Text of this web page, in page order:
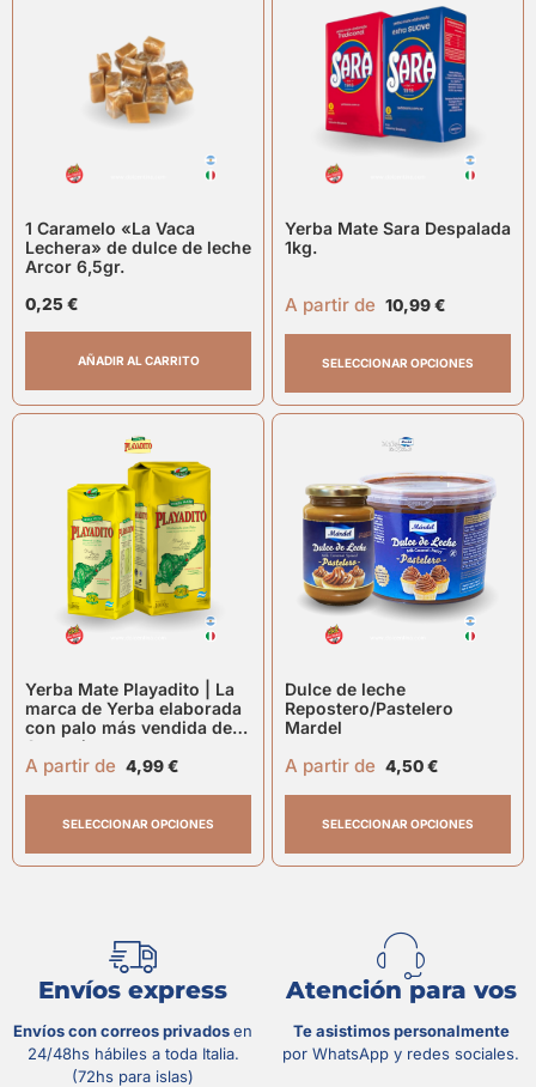
1 Caramelo «La Vaca
Lechera» de dulce de leche
Arcor 6,5gr.
0,25 €
AÑADIR AL CARRITO
Yerba Mate Sara Despalada
1kg.
A partir de 10,99€
SELECCIONAR OPCIONES
Yerba Mate Playadito | La
marca de Yerba elaborada
con palo más vendida de
Argentina
A partir de 4,99€
SELECCIONAR OPCIONES
Dulce de leche
Repostero/Pastelero
Mardel
A partir de 4,50€
SELECCIONAR OPCIONES
Envíos express
Envíos con correos privadosen
24/48hs hábiles a toda Italia.
(72hs para islas)
Atención para vos
Te asistimos personalmente
por WhatsApp y redes sociales.